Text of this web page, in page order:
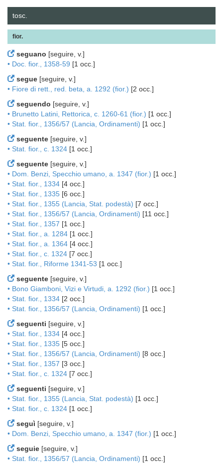
tosc.
fior.
seguano [seguire, v.]
• Doc. fior., 1358-59 [1 occ.]
segue [seguire, v.]
• Fiore di rett., red. beta, a. 1292 (fior.) [2 occ.]
seguendo [seguire, v.]
• Brunetto Latini, Rettorica, c. 1260-61 (fior.) [1 occ.]
• Stat. fior., 1356/57 (Lancia, Ordinamenti) [1 occ.]
seguente [seguire, v.]
• Stat. fior., c. 1324 [1 occ.]
seguente [seguire, v.]
• Dom. Benzi, Specchio umano, a. 1347 (fior.) [1 occ.]
• Stat. fior., 1334 [4 occ.]
• Stat. fior., 1335 [6 occ.]
• Stat. fior., 1355 (Lancia, Stat. podestà) [7 occ.]
• Stat. fior., 1356/57 (Lancia, Ordinamenti) [11 occ.]
• Stat. fior., 1357 [1 occ.]
• Stat. fior., a. 1284 [1 occ.]
• Stat. fior., a. 1364 [4 occ.]
• Stat. fior., c. 1324 [7 occ.]
• Stat. fior., Riforme 1341-53 [1 occ.]
seguente [seguire, v.]
• Bono Giamboni, Vizi e Virtudi, a. 1292 (fior.) [1 occ.]
• Stat. fior., 1334 [2 occ.]
• Stat. fior., 1356/57 (Lancia, Ordinamenti) [1 occ.]
seguenti [seguire, v.]
• Stat. fior., 1334 [4 occ.]
• Stat. fior., 1335 [5 occ.]
• Stat. fior., 1356/57 (Lancia, Ordinamenti) [8 occ.]
• Stat. fior., 1357 [3 occ.]
• Stat. fior., c. 1324 [7 occ.]
seguenti [seguire, v.]
• Stat. fior., 1355 (Lancia, Stat. podestà) [1 occ.]
• Stat. fior., c. 1324 [1 occ.]
seguì [seguire, v.]
• Dom. Benzi, Specchio umano, a. 1347 (fior.) [1 occ.]
seguie [seguire, v.]
• Stat. fior., 1356/57 (Lancia, Ordinamenti) [1 occ.]